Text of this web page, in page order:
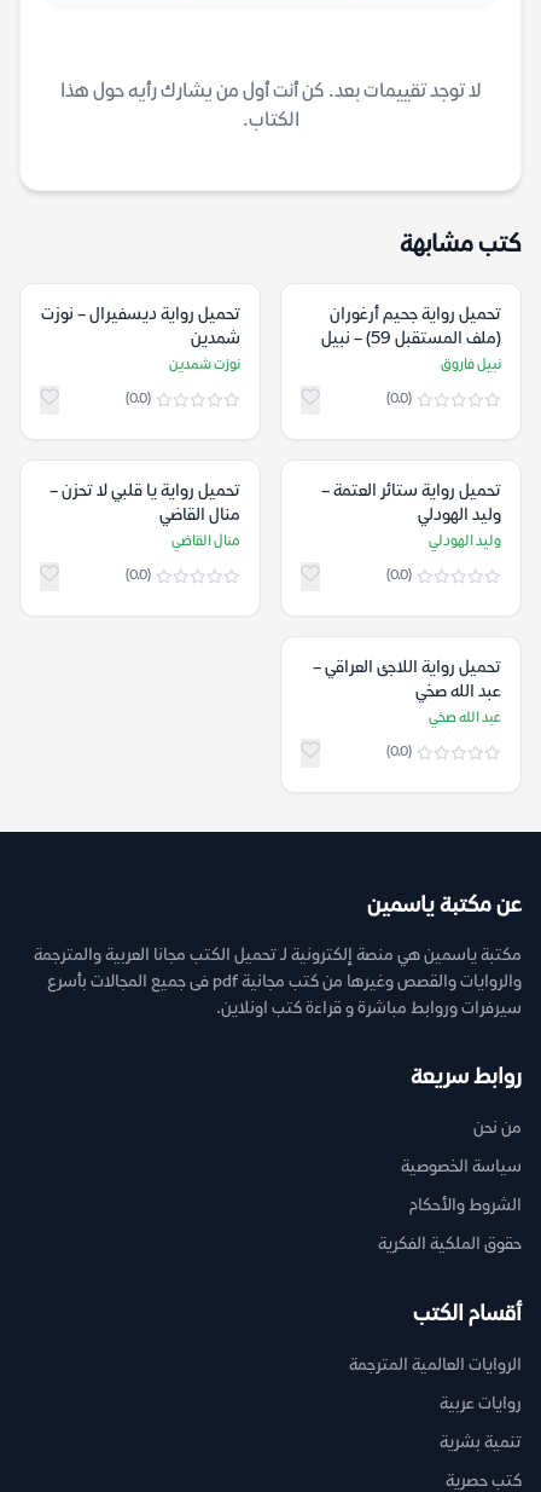
لا توجد تقييمات بعد. كن أنت أول من يشارك رأيه حول هذا
الكتاب.
كتب مشابهة
تحميل رواية جحيم أرغوران
(ملف المستقبل 59) – نبيل
فاروق
نبيل فاروق
(0.0)
تحميل رواية ديسفيرال – نوزت
شمدين
نوزت شمدين
(0.0)
تحميل رواية ستائر العتمة –
وليد الهودلي
وليد الهودلي
(0.0)
تحميل رواية يا قلبي لا تحزن –
منال القاضي
منال القاضي
(0.0)
تحميل رواية اللاجئ العراقي –
عبد الله صخي
عبد الله صخي
(0.0)
عن مكتبة ياسمين
مكتبة ياسمين هي منصة إلكترونية لـ تحميل الكتب مجانا العربية والمترجمة
والروايات والقصص وغيرها من كتب مجانية pdf فى جميع المجالات بأسرع
سيرفرات وروابط مباشرة و قراءة كتب اونلاين.
روابط سريعة
من نحن
سياسة الخصوصية
الشروط والأحكام
حقوق الملكية الفكرية
أقسام الكتب
الروايات العالمية المترجمة
روايات عربية
تنمية بشرية
كتب حصرية